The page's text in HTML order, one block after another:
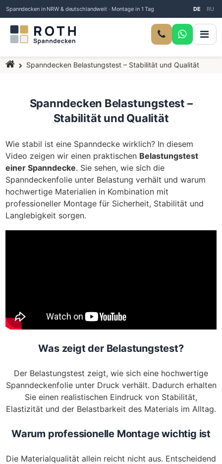
Spanndecken in NRW & deutschlandweit · Montage in 1 Tag DE RU
Startseite
Spanndecken Belastungstest – Stabilität und Qualität
Spanndecken Belastungstest –
Stabilität und Qualität
Wie stabil ist eine Spanndecke wirklich? In diesem
Video zeigen wir einen praktischen Belastungstest
einer Spanndecke. Sie sehen, wie sich die
Spanndeckenfolie unter Belastung verhält und warum
hochwertige Materialien in Kombination mit
professioneller Montage für Sicherheit, Stabilität und
Langlebigkeit sorgen.
Was zeigt der Belastungstest?
Der Belastungstest zeigt, wie sich eine hochwertige
Spanndeckenfolie unter Druck verhält. Dadurch erhalten
Sie einen realistischen Eindruck von Stabilität,
Elastizität und der Belastbarkeit des Materials im Alltag.
Warum professionelle Montage wichtig ist
Die Materialqualität allein reicht nicht aus. Entscheidend